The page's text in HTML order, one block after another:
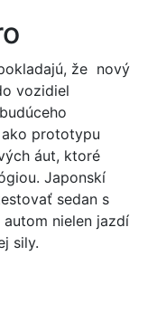
že nový
vozidiel
prototypu
áut, ktoré
Japonskí
sedan s
nielen jazdí
sily.